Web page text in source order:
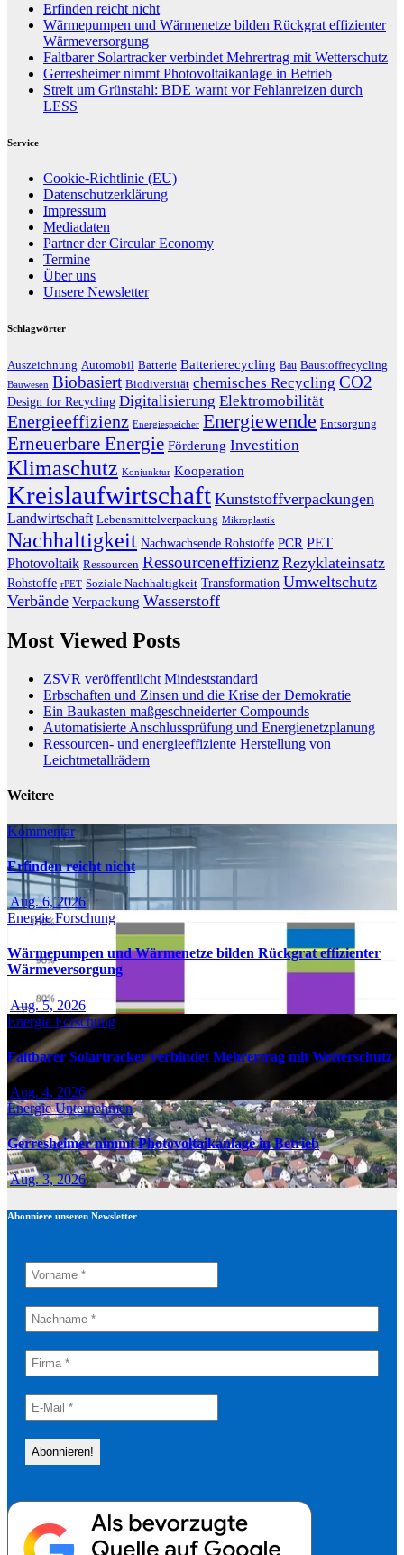
Erfinden reicht nicht
Wärmepumpen und Wärmenetze bilden Rückgrat effizienter
Wärmeversorgung
Faltbarer Solartracker verbindet Mehrertrag mit Wetterschutz
Gerresheimer nimmt Photovoltaikanlage in Betrieb
Streit um Grünstahl: BDE warnt vor Fehlanreizen durch
LESS
Service
Cookie-Richtlinie (EU)
Datenschutzerklärung
Impressum
Mediadaten
Partner der Circular Economy
Termine
Über uns
Unsere Newsletter
Schlagwörter
Auszeichnung Automobil Batterie Batterierecycling Bau Baustoffrecycling
Bauwesen Biobasiert Biodiversität chemisches Recycling CO2
Design for Recycling Digitalisierung Elektromobilität
Energieeffizienz Energiespeicher Energiewende Entsorgung
Erneuerbare Energie Förderung Investition
Klimaschutz Konjunktur Kooperation
Kreislaufwirtschaft Kunststoffverpackungen
Landwirtschaft Lebensmittelverpackung Mikroplastik
Nachhaltigkeit Nachwachsende Rohstoffe PCR PET
Photovoltaik Ressourcen Ressourceneffizienz Rezyklateinsatz
Rohstoffe rPET Soziale Nachhaltigkeit Transformation Umweltschutz
Verbände Verpackung Wasserstoff
Most Viewed Posts
ZSVR veröffentlicht Mindeststandard
Erbschaften und Zinsen und die Krise der Demokratie
Ein Baukasten maßgeschneiderter Compounds
Automatisierte Anschlussprüfung und Energienetzplanung
Ressourcen- und energieeffiziente Herstellung von
Leichtmetallrädern
Weitere
Kommentar
Erfinden reicht nicht
Aug. 6, 2026
EnergieForschung
Wärmepumpen und Wärmenetze bilden Rückgrat effizienter
Wärmeversorgung
Aug. 5, 2026
Energie Forschung
Faltbarer Solartracker verbindet Mehrertrag mit Wetterschutz
Aug. 4, 2026
EnergieUnternehmen
Gerresheimer nimmt Photovoltaikanlage in Betrieb
Aug. 3, 2026
Abonniere unseren Newsletter